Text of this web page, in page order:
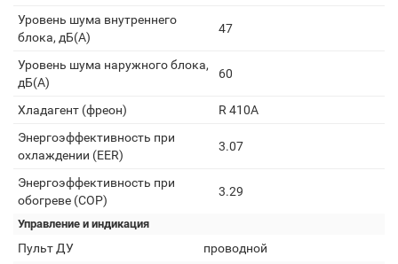
Уровень шума внутреннего
блока, дБ(А)
47
Уровень шума наружного блока,
дБ(А)
60
Хладагент (фреон)
R 410A
Энергоэффективность при
охлаждении (EER)
3.07
Энергоэффективность при
обогреве (COP)
3.29
Управление и индикация
Пульт ДУ проводной